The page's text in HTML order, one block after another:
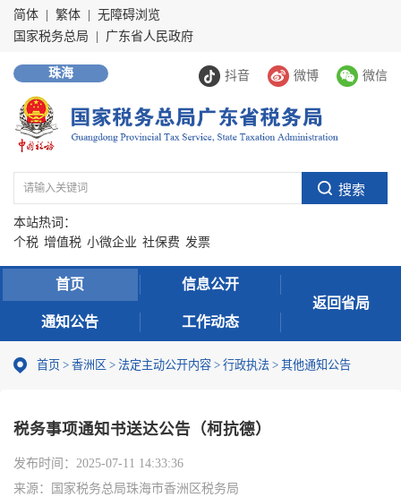
简体 繁体
无障碍浏览
国家税务总局
广东省人民政府
抖音 微博 微信
珠海
本站热词：
个税 增值税 小微企业 社保费 发票
首页 信息公开
通知公告 工作动态
返回省局
首页 > 香洲区 > 法定主动公开内容 > 行政执法 > 其他通知公告
税务事项通知书送达公告（柯抗德）
发布时间： 2025-07-11 14:33:36
来源：
国家税务总局珠海市香洲区税务局